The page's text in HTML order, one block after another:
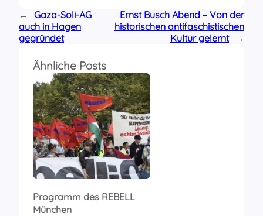
←
Gaza-Soli-AG
auch in Hagen
gegründet
Ernst Busch Abend – Von der
historischen antifaschistischen
Kultur gelernt
→
Ähnliche Posts
Programm des REBELL
München